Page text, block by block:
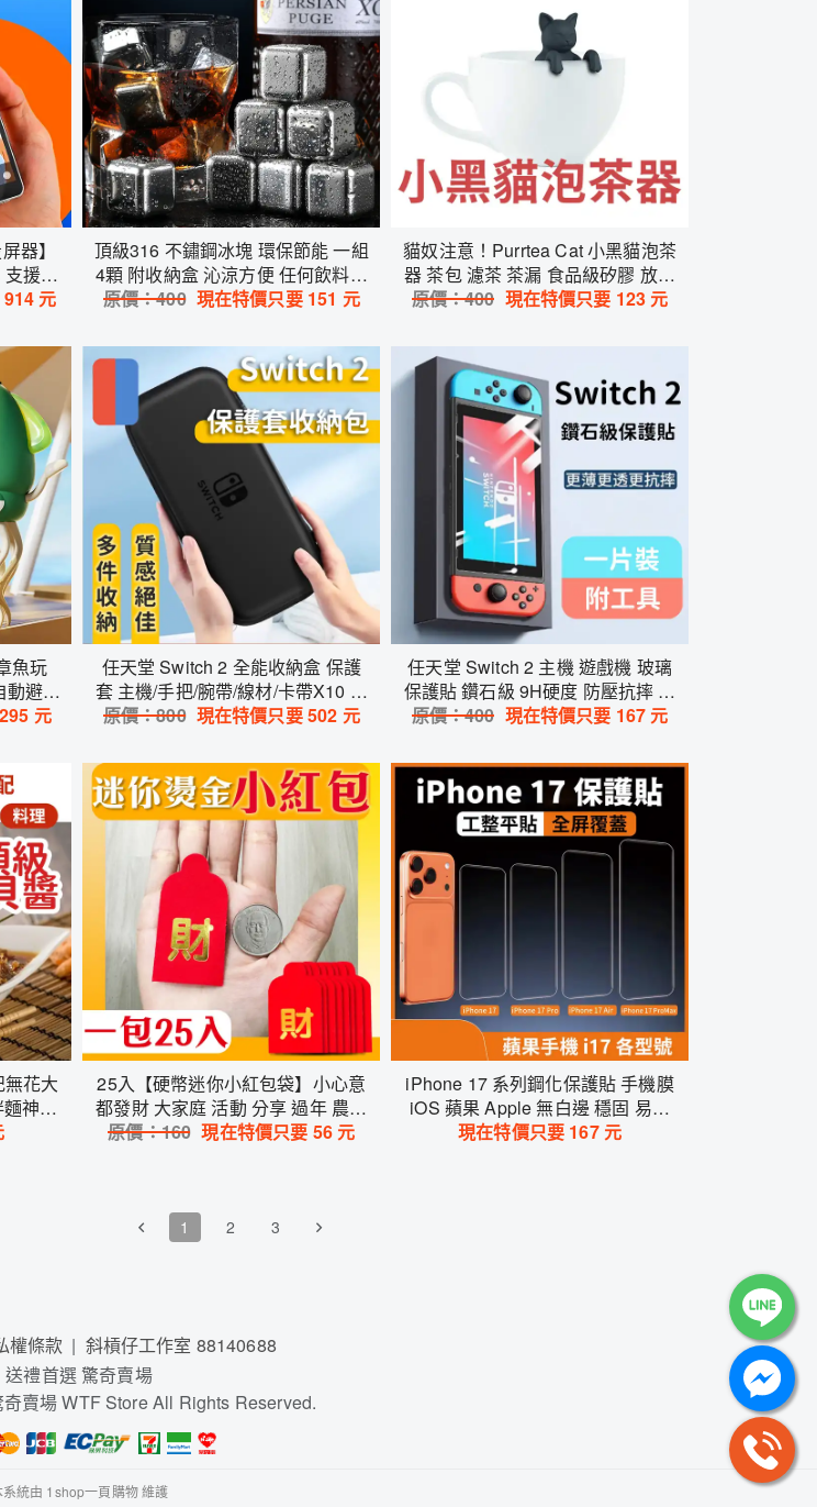
器】
援多
焦 畫
914 元
頂級316 不鏽鋼冰塊 環保節能 一組
4顆 附收納盒 沁涼方便 任何飲料都
適合用 保冰保冷 安全衛生 不稀釋
原價：400 現在特價只要 151 元
貓奴注意！Purrtea Cat 小黑貓泡茶
器 茶包 濾茶 茶漏 食品級矽膠 放茶
葉超簡單 送禮賣相好 交換禮物
原價：400 現在特價只要 123 元
魚玩
動避障
烏賊
295 元
任天堂 Switch 2 全能收納盒 保護
套 主機/手把/腕帶/線材/卡帶X10 超
級好裝 防摔抗壓 質感黑
原價：800 現在特價只要502 元
任天堂 Switch 2 主機 遊戲機 玻璃
保護貼 鑽石級 9H硬度 防壓抗摔 防
指紋 油漬 安心玩
原價：400 現在特價只要 167 元
無花大
神醬
手
25入【硬幣迷你小紅包袋】小心意
都發財 大家庭 活動 分享 過年 農曆
新年 節慶 祝賀 兒孫 小朋友 造勢
原價：160 現在特價只要 56元
iPhone 17 系列鋼化保護貼 手機膜
iOS 蘋果 Apple 無白邊 穩固 易散
熱 Air Pro Max 防油
現在特價只要 167元
1 2 3
權條款
斜槓仔工作室 88140688
送禮首選 驚奇賣場
賣場 WTF Store All Rights Reserved.
系統由 1shop一頁購物維護